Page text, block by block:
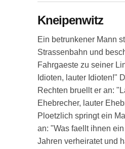
Kneipenwitz
Ein betrunkener Mann
Strassenbahn und
Fahrgaeste zu seiner
Idioten, lauter Idioten!"
Rechten bruellt er an:
Ehebrecher, lauter
Ploetzlich springt ein
an: "Was faellt ihnen
Jahren verheiratet und